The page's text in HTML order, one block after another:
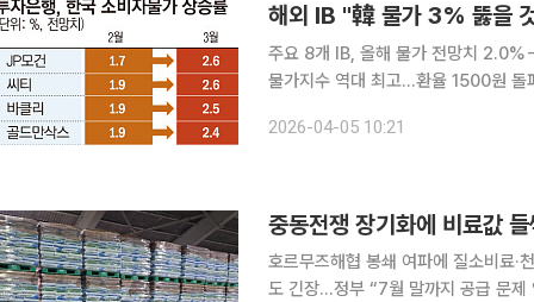
해외 IB "韓 물가 3% 뚫을
주요 8개 IB, 올해 물가 전망치 2.0%→2.4% 상향
물가지수 역대 최고…환율 1500원
2026-04-05 10:21
중동전쟁 장기화에 비료값
호르무즈해협 봉쇄 여파에 질소비료
도 긴장…정부 “7월 말까지 공급 문제 없어” 중동전쟁 장기화가 비료 시장을 흔들며